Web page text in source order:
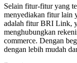
Selain fitur-fitur yang
menyediakan fitur lain
adalah fitur BRI Link,
menghubungkan
commerce. Dengan
dengan lebih mudah